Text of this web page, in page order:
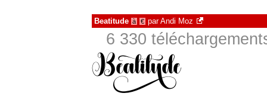
Beatitude à € parAndi Moz
6 330